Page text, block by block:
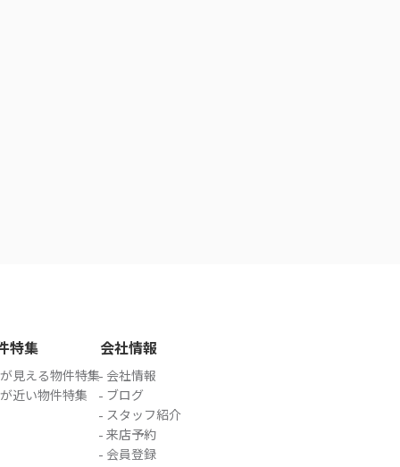
特集
見える物件特集
近い物件特集
会社情報
会社情報
ブログ
スタッフ紹介
来店予約
会員登録